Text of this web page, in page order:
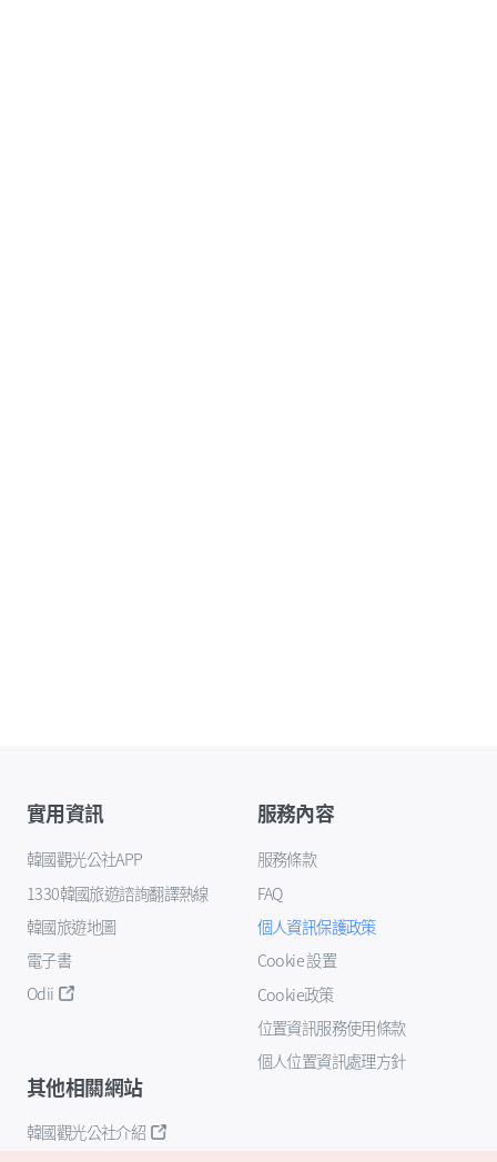
實用資訊
韓國觀光公社APP
1330韓國旅遊諮詢翻譯熱線
韓國旅遊地圖
電子書
Odii
服務內容
服務條款
FAQ
個人資訊保護政策
Cookie 設置
Cookie政策
位置資訊服務使用條款
個人位置資訊處理方針
其他相關網站
韓國觀光公社介紹